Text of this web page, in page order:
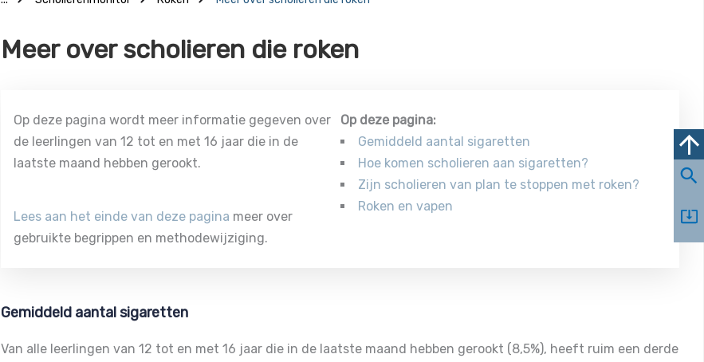
Meer over scholieren die roken
Op deze pagina wordt meer informatie gegeven over
de leerlingen van 12 tot en met 16 jaar die in de
laatste maand hebben gerookt.
Lees aan het einde van deze pagina meer over
gebruikte begrippen en methodewijziging.
Op deze pagina:
Gemiddeld aantal sigaretten
Hoe komen scholieren aan sigaretten?
Zijn scholieren van plan te stoppen met roken?
Roken en vapen
Gemiddeld aantal sigaretten
Van alle leerlingen van 12 tot en met 16 jaar die in de laatste maand hebben gerookt (8,5%), heeft ruim een derde